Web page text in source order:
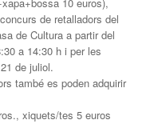
10 euros),
de retalladors del
de Cultura a partir del
a 14:30 h i per les
de juliol.
també es poden adquirir
xiquets/tes 5 euros